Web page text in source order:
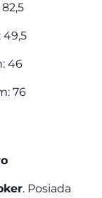
49,5
46
76
. Posiada